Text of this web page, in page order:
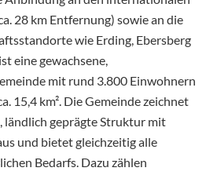
28 km Entfernung) sowie an die
wie Erding, Ebersberg
eine gewachsene,
mit rund 3.800 Einwohnern
15,4 km². Die Gemeinde zeichnet
ländlich geprägte Struktur mit
und bietet gleichzeitig alle
Bedarfs. Dazu zählen